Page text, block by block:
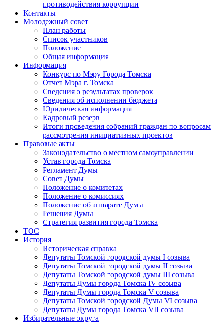
противодействия коррупции
Контакты
Молодежный совет
План работы
Список участников
Положение
Общая информация
Информация
Конкурс по Мэру Города Томска
Отчет Мэра г. Томска
Сведения о результатах проверок
Сведения об исполнении бюджета
Юридическая информация
Кадровый резерв
Итоги проведения собраний граждан по вопросам
рассмотрения инициативных проектов
Правовые акты
Законодательство о местном самоуправлении
Устав города Томска
Регламент Думы
Совет Думы
Положение о комитетах
Положение о комиссиях
Положение об аппарате Думы
Решения Думы
Стратегия развития города Томска
ТОС
История
Историческая справка
Депутаты Томской городской думы I созыва
Депутаты Томской городской думы II созыва
Депутаты Томской городской думы III созыва
Депутаты Думы города Томска IV созыва
Депутаты Думы города Томска V созыва
Депутаты Томской городской Думы VI созыва
Депутаты Думы города Томска VII созыва
Избирательные округа